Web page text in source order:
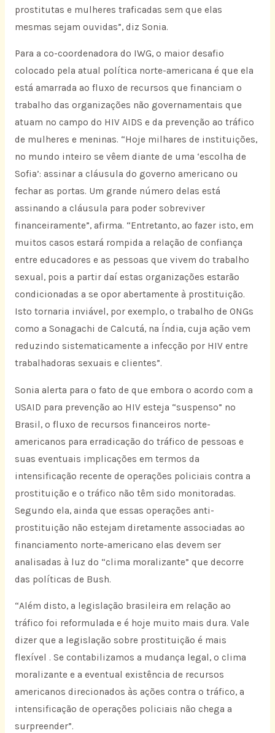
prostitutas e mulheres traficadas sem que elas
mesmas sejam ouvidas”, diz Sonia.
Para a co-coordenadora do IWG, o maior desafio
colocado pela atual política norte-americana é que ela
está amarrada ao fluxo de recursos que financiam o
trabalho das organizações não governamentais que
atuam no campo do HIV AIDS e da prevenção ao tráfico
de mulheres e meninas. “Hoje milhares de instituições,
no mundo inteiro se vêem diante de uma ‘escolha de
Sofia’: assinar a cláusula do governo americano ou
fechar as portas. Um grande número delas está
assinando a cláusula para poder sobreviver
financeiramente”, afirma. “Entretanto, ao fazer isto, em
muitos casos estará rompida a relação de confiança
entre educadores e as pessoas que vivem do trabalho
sexual, pois a partir daí estas organizações estarão
condicionadas a se opor abertamente à prostituição.
Isto tornaria inviável, por exemplo, o trabalho de ONGs
como a Sonagachi de Calcutá, na Índia, cuja ação vem
reduzindo sistematicamente a infecção por HIV entre
trabalhadoras sexuais e clientes”.
Sonia alerta para o fato de que embora o acordo com a
USAID para prevenção ao HIV esteja “suspenso” no
Brasil, o fluxo de recursos financeiros norte-
americanos para erradicação do tráfico de pessoas e
suas eventuais implicações em termos da
intensificação recente de operações policiais contra a
prostituição e o tráfico não têm sido monitoradas.
Segundo ela, ainda que essas operações anti-
prostituição não estejam diretamente associadas ao
financiamento norte-americano elas devem ser
analisadas à luz do “clima moralizante” que decorre
das políticas de Bush.
“Além disto, a legislação brasileira em relação ao
tráfico foi reformulada e é hoje muito mais dura. Vale
dizer que a legislação sobre prostituição é mais
flexível . Se contabilizamos a mudança legal, o clima
moralizante e a eventual existência de recursos
americanos direcionados às ações contra o tráfico, a
intensificação de operações policiais não chega a
surpreender”.